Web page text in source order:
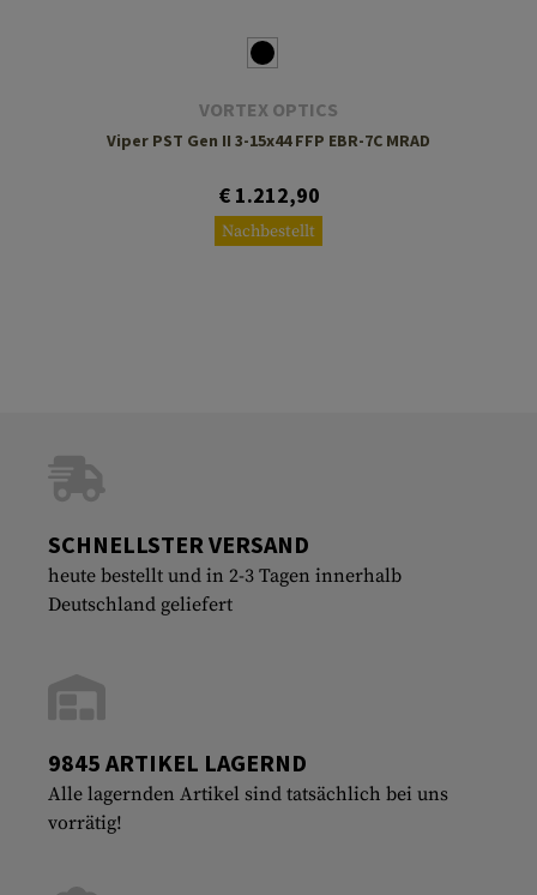
VORTEX OPTICS
Viper PST Gen II 3-15x44 FFP EBR-7C MRAD
€ 1.212,90
Nachbestellt
SCHNELLSTER VERSAND
heute bestellt und in 2-3 Tagen innerhalb
Deutschland geliefert
9845 ARTIKEL LAGERND
Alle lagernden Artikel sind tatsächlich bei uns
vorrätig!